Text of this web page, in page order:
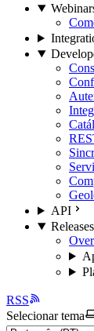
API
Releases
RSS
Selecionar tema